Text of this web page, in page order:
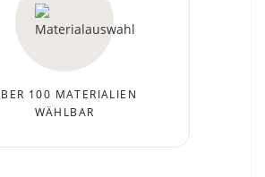
100 MATERIALIEN
WÄHLBAR